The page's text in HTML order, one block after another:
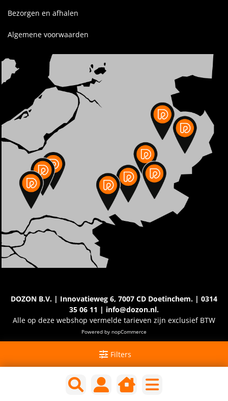
Filters
Bezorgen en afhalen
Algemene voorwaarden
DOZON B.V. | Innovatieweg 6, 7007 CD Doetinchem. | 0314
35 06 11 | info@dozon.nl.
Alle op deze webshop vermelde tarieven zijn exclusief BTW
Powered by nopCommerce